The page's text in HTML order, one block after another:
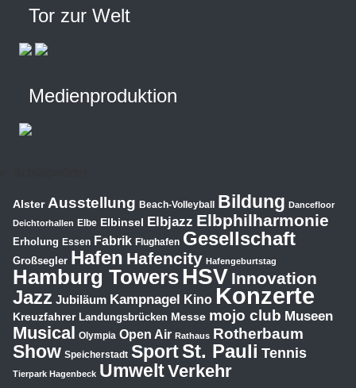
Tor zur Welt
Medienproduktion
Alster Ausstellung Beach-Volleyball Bildung Dancefloor
Deichtorhallen Elbe Elbinsel Elbjazz Elbphilharmonie
Erholung Essen Fabrik Flughafen Gesellschaft
Großsegler Hafen Hafencity Hafengeburtstag
Hamburg TowersHSV Innovation
Jazz Jubiläum Kampnagel Kino Konzerte
Kreuzfahrer Landungsbrücken Messe mojo club Museen
Musical Olympia Open Air Rathaus Rotherbaum
Show Speicherstadt SportSt. Pauli Tennis
Tierpark Hagenbeck UmweltVerkehr